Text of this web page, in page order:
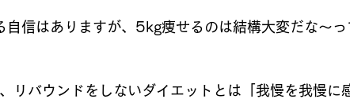
信はありますが、5kg痩せるのは結構大変だな〜っ
リバウンドをしないダイエットとは「我慢を我慢に